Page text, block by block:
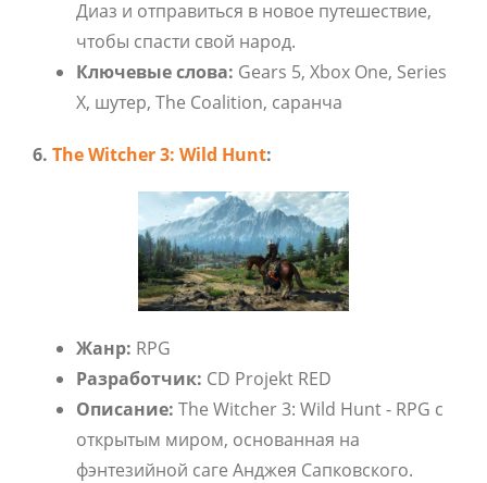
Диаз и отправиться в новое путешествие,
чтобы спасти свой народ.
Ключевые слова: Gears 5, Xbox One, Series
X, шутер, The Coalition, саранча
6. The Witcher 3: Wild Hunt:
Жанр: RPG
Разработчик: CD Projekt RED
Описание: The Witcher 3: Wild Hunt - RPG с
открытым миром, основанная на
фэнтезийной саге Анджея Сапковского.